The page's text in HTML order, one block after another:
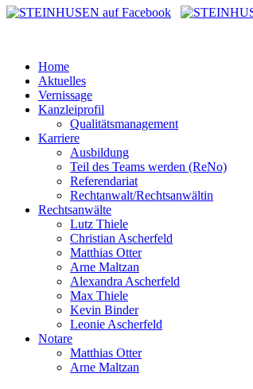
Home
Aktuelles
Vernissage
Kanzleiprofil
Qualitätsmanagement
Karriere
Ausbildung
Teil des Teams werden (ReNo)
Referendariat
Rechtanwalt/Rechtsanwältin
Rechtsanwälte
Lutz Thiele
Christian Ascherfeld
Matthias Otter
Arne Maltzan
Alexandra Ascherfeld
Max Thiele
Kevin Binder
Leonie Ascherfeld
Notare
Matthias Otter
Arne Maltzan